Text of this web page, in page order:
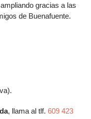
gracias a las
de Buenafuente.
, llama al tlf. 609 423